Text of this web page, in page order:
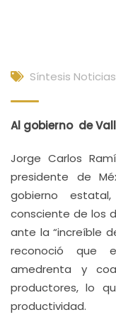
Síntesis Noticias
Al gobierno de
Jorge Carlos
presidente de
gobierno
consciente de los
ante la “increíble
reconoció que
amedrenta y
productores, lo
productividad.